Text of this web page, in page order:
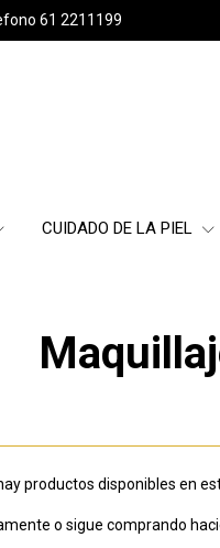
61 2211199
CUIDADO DE LA PIEL
productos disponibles en
o sigue comprando